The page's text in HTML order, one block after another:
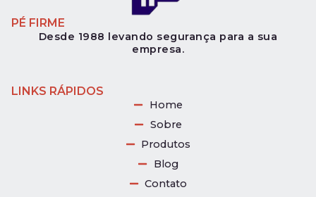
PÉ FIRME
Desde 1988 levando segurança para a sua
empresa.
LINKS RÁPIDOS
Home
Sobre
Produtos
Blog
Contato